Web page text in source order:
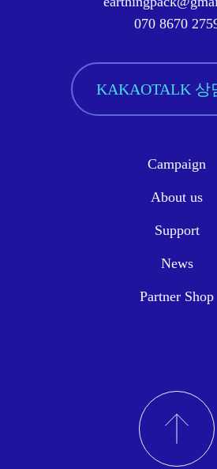
070 8670
KAKAOTALK 상
Campaign
About us
Support
News
Partner Shop